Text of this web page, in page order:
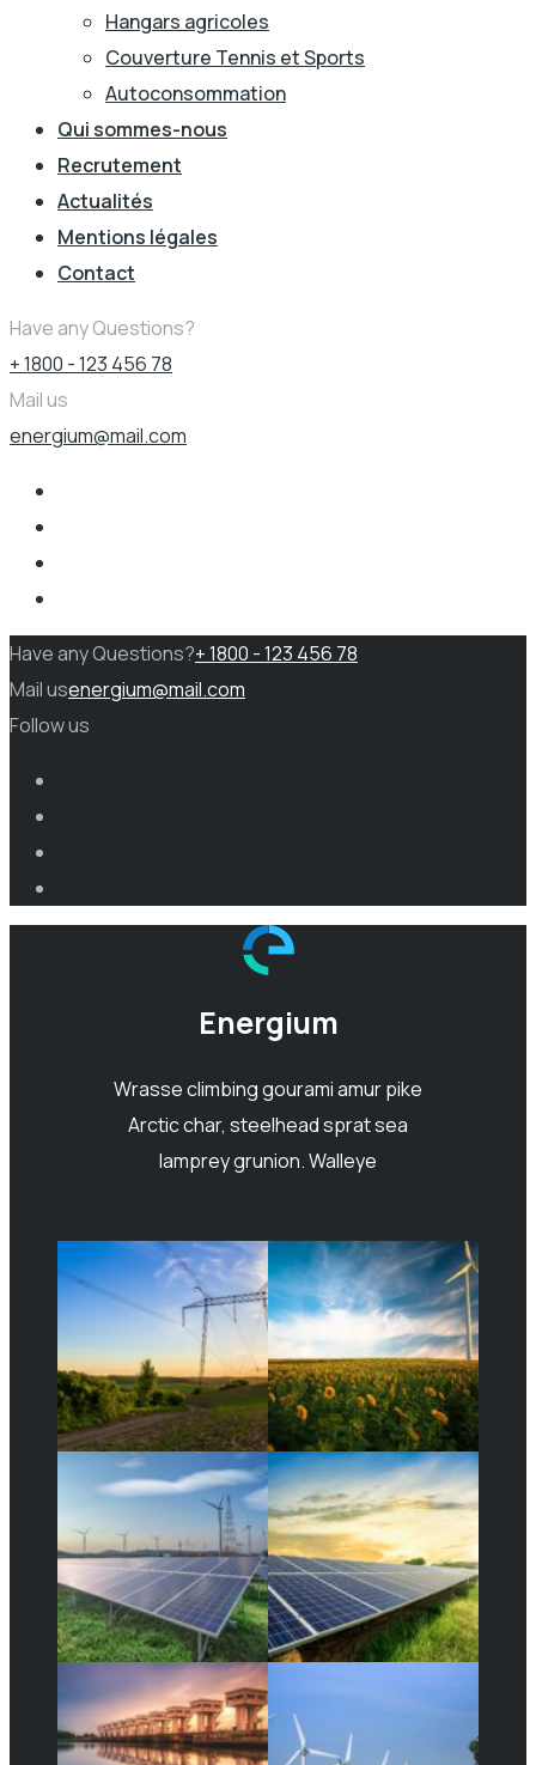
Hangars agricoles
Couverture Tennis et Sports
Autoconsommation
Qui sommes-nous
Recrutement
Actualités
Mentions légales
Contact
Have any Questions?
+ 1800 - 123 456 78
Mail us
energium@mail.com
Have any Questions?+ 1800 - 123 456 78
Mail usenergium@mail.com
Follow us
Energium
Wrasse climbing gourami amur pike
Arctic char, steelhead sprat sea
lamprey grunion. Walleye